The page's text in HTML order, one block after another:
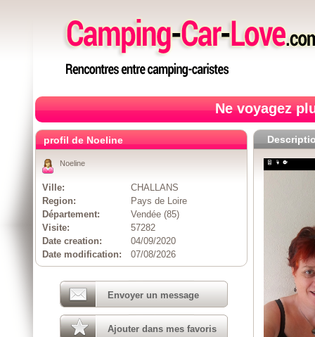
Ne voyagez
profil de Noeline
Noeline
Ville:
CHALLANS
Region:
Pays de Loire
Département:
Vendée (85)
Visite:
57282
Date creation:
04/09/2020
Date modification:
07/08/2026
Envoyer un message
Ajouter dans mes favoris